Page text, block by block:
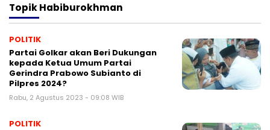
TopikHabiburokhman
POLITIK
Partai Golkar akan Beri Dukungan
kepada Ketua Umum Partai
Gerindra Prabowo Subianto di
Pilpres 2024?
Rabu, 2 Agustus 2023 - 09:08 WIB
POLITIK